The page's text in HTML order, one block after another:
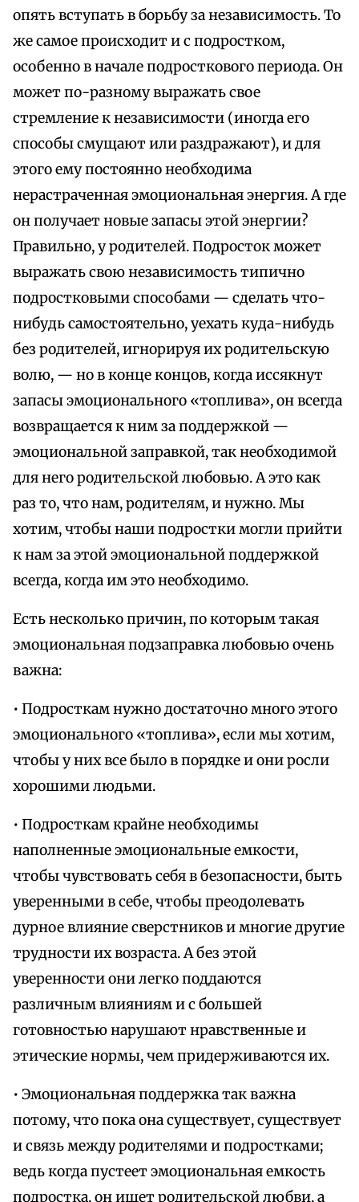
опять вступать в борьбу за независимость. То
же самое происходит и с подростком,
особенно в начале подросткового периода. Он
может по-разному выражать свое
стремление к независимости (иногда его
способы смущают или раздражают), и для
этого ему постоянно необходима
нерастраченная эмоциональная энергия. А где
он получает новые запасы этой энергии?
Правильно, у родителей. Подросток может
выражать свою независимость типично
подростковыми способами — сделать что-
нибудь самостоятельно, уехать куда-нибудь
без родителей, игнорируя их родительскую
волю, — но в конце концов, когда иссякнут
запасы эмоционального «топлива», он всегда
возвращается к ним за поддержкой —
эмоциональной заправкой, так необходимой
для него родительской любовью. А это как
раз то, что нам, родителям, и нужно. Мы
хотим, чтобы наши подростки могли прийти
к нам за этой эмоциональной поддержкой
всегда, когда им это необходимо.
Есть несколько причин, по которым такая
эмоциональная подзаправка любовью очень
важна:
• Подросткам нужно достаточно много этого
эмоционального «топлива», если мы хотим,
чтобы у них все было в порядке и они росли
хорошими людьми.
• Подросткам крайне необходимы
наполненные эмоциональные емкости,
чтобы чувствовать себя в безопасности, быть
уверенными в себе, чтобы преодолевать
дурное влияние сверстников и многие другие
трудности их возраста. А без этой
уверенности они легко поддаются
различным влияниям и с большей
готовностью нарушают нравственные и
этические нормы, чем придерживаются их.
• Эмоциональная поддержка так важна
потому, что пока она существует, существует
и связь между родителями и подростками;
ведь когда пустеет эмоциональная емкость
подростка, он ищет родительской любви, а